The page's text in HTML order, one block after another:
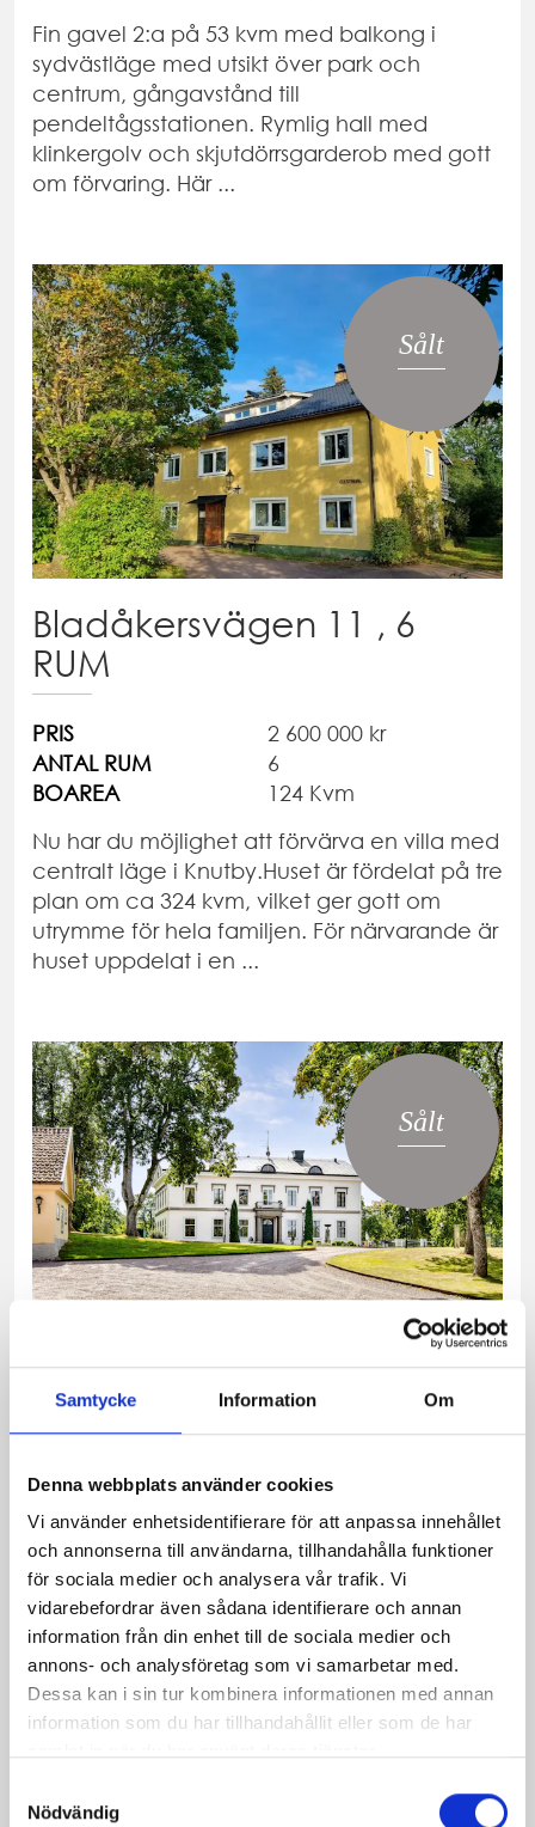
Samtycke Information Om
Denna webbplats använder cookies
Vi använder enhetsidentifierare för att anpassa innehållet
och annonserna till användarna, tillhandahålla funktioner
för sociala medier och analysera vår trafik. Vi
vidarebefordrar även sådana identifierare och annan
information från din enhet till de sociala medier och
annons- och analysföretag som vi samarbetar med.
Dessa kan i sin tur kombinera informationen med annan
information som du har tillhandahållit eller som de har
Nödvändig
Fin gavel 2:a på 53 kvm med balkong i
sydvästläge med utsikt över park och
centrum, gångavstånd till
pendeltågsstationen. Rymlig hall med
klinkergolv och skjutdörrsgarderob med gott
om förvaring. Här ...
Sålt
Bladåkersvägen 11 , 6
RUM
PRIS
2 600 000 kr
ANTAL RUM
6
BOAREA
124 Kvm
Nu har du möjlighet att förvärva en villa med
centralt läge i Knutby.Huset är fördelat på tre
plan om ca 324 kvm, vilket ger gott om
utrymme för hela familjen. För närvarande är
huset uppdelat i en ...
Sålt
Bruksvägen 7, 9 och 11
Varmt välkommen till Tersmedenska
herrgården invid Kolbäcksåns porlande
vatten i Ramnäs Bruk och den 2,3 ha stora
tomten. Här finns den ståtliga herrgården
uppförd år 1801 i empirestil för representat...